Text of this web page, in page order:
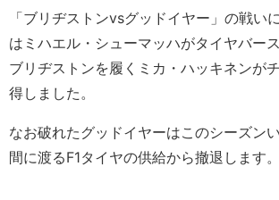
「ブリヂストンvsグッドイヤー」の戦い
はミハエル・シューマッハがタイヤバー
ブリヂストンを履くミカ・ハッキネンが
得しました。
なお破れたグッドイヤーはこのシーズン
間に渡るF1タイヤの供給から撤退します。